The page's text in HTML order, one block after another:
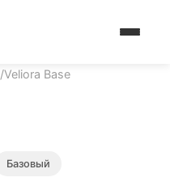
/Veliora Base
Базовый